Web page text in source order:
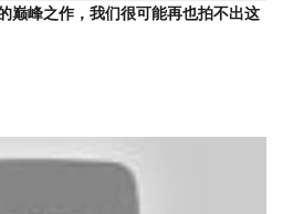
巅峰之作，我们很可能再也拍不出这